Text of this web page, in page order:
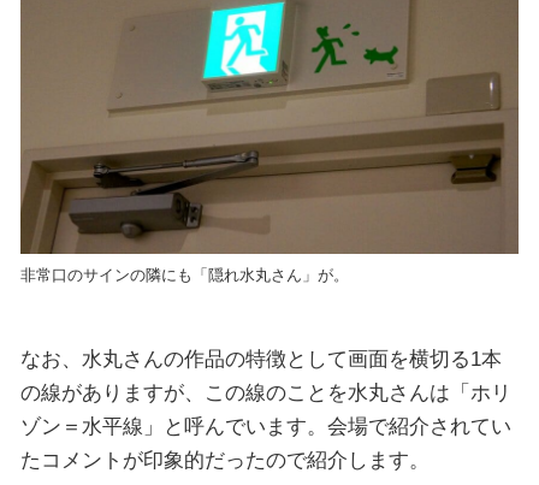
非常口のサインの隣にも「隠れ水丸さん」が。
なお、水丸さんの作品の特徴として画面を横切る1本
の線がありますが、この線のことを水丸さんは「ホリ
ゾン＝水平線」と呼んでいます。会場で紹介されてい
たコメントが印象的だったので紹介します。